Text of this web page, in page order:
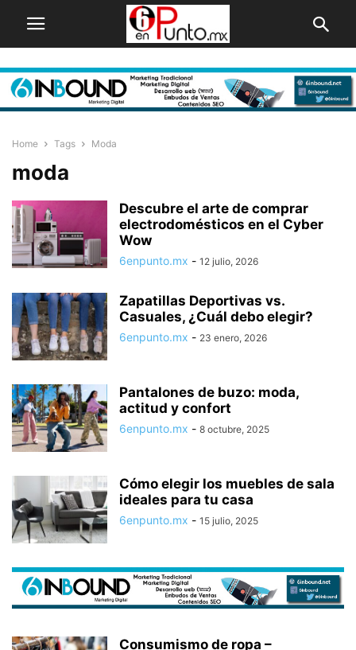
Home Tags Moda
moda
Descubre el arte de comprar
electrodomésticos en el Cyber
Wow
6enpunto.mx - 12 julio, 2026
Zapatillas Deportivas vs.
Casuales, ¿Cuál debo elegir?
6enpunto.mx - 23 enero, 2026
Pantalones de buzo: moda,
actitud y confort
6enpunto.mx - 8 octubre, 2025
Cómo elegir los muebles de sala
ideales para tu casa
6enpunto.mx - 15 julio, 2025
Consumismo de ropa –